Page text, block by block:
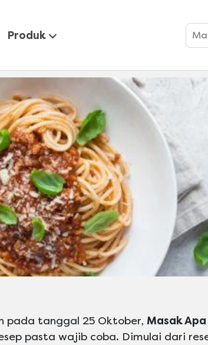
Produk
pada tanggal 25 Oktober, Masak Apa
pasta wajib coba. Dimulai dari